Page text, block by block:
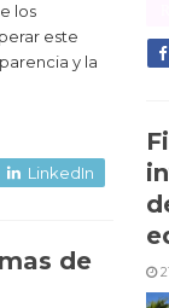
los
este
y la
LinkedIn
de